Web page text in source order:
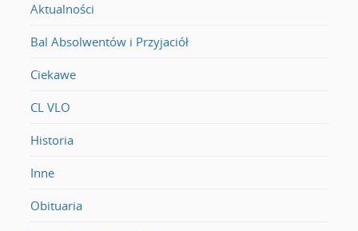
Aktualności
Bal Absolwentów i Przyjaciół
Ciekawe
CL VLO
Historia
Inne
Obituaria